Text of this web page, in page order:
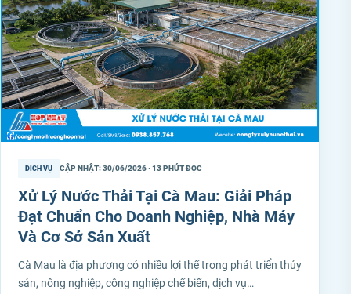
DỊCH VỤ CẬP NHẬT: 30/06/2026 · 13 PHÚT ĐỌC
Xử Lý Nước Thải Tại Cà Mau: Giải Pháp
Đạt Chuẩn Cho Doanh Nghiệp, Nhà Máy
Và Cơ Sở Sản Xuất
Cà Mau là địa phương có nhiều lợi thế trong phát triển thủy
sản, nông nghiệp, công nghiệp chế biến, dịch vụ…